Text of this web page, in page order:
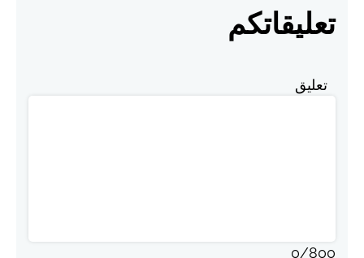
تعليقاتكم
تعليق
0/800